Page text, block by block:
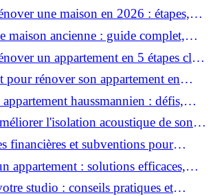
une maison en 2026 : étapes,
?
maison ancienne : guide complet,
et astucesun appartement en 5 étapes clés
pour rénover son appartement en
haussmannien : défis,
et estimation des prix
l'isolation acoustique de son
financières et subventions pour
appartement en 2026 ?
appartement : solutions efficaces,
studio : conseils pratiques et